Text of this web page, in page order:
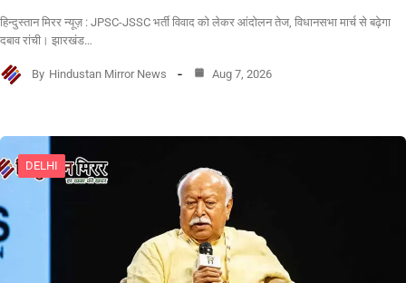
हिन्दुस्तान मिरर न्यूज़ : JPSC-JSSC भर्ती विवाद को लेकर आंदोलन तेज, विधानसभा मार्च से बढ़ेगा
दबाव रांची। झारखंड…
By Hindustan Mirror News Aug 7, 2026
DELHI